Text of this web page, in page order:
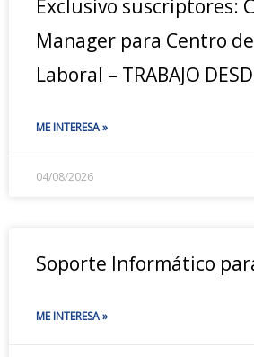
Exclusivo suscriptores:
Manager para Centro
Laboral – TRABAJO
ME INTERESA »
04/08/2026
Soporte Informático
ME INTERESA »